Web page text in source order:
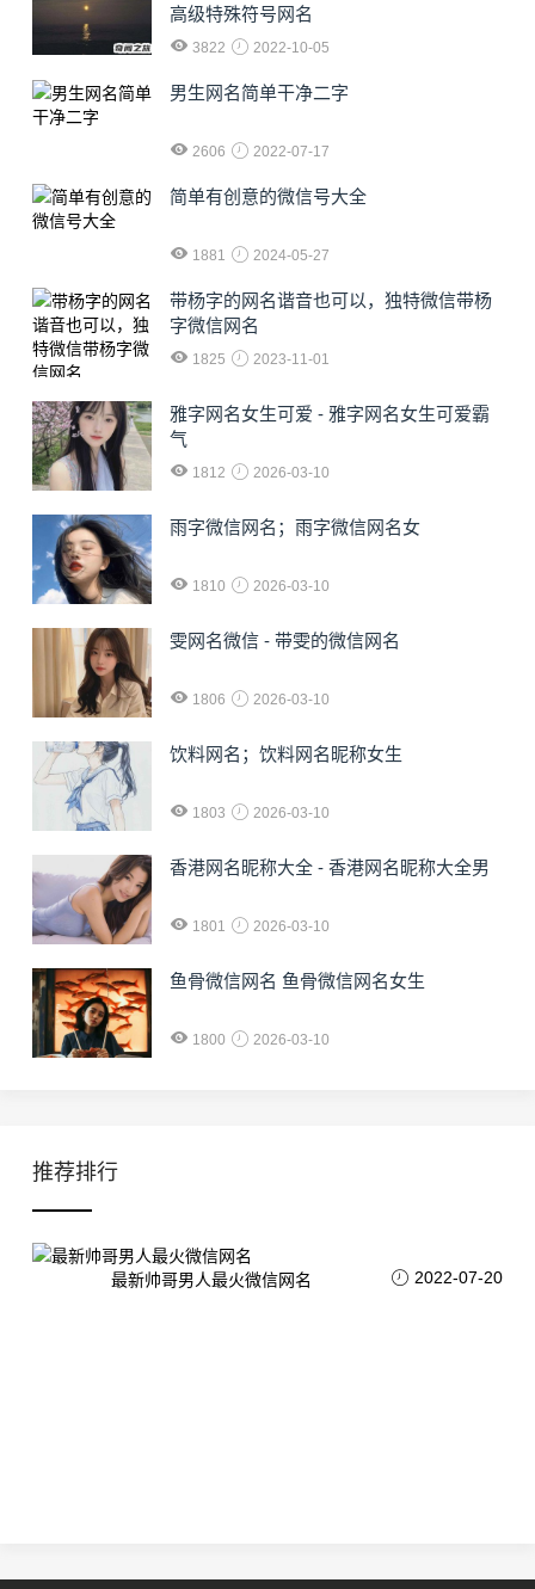
高级特殊符号网名
3822 2022-10-05
男生网名简单干净二字
2606 2022-07-17
简单有创意的微信号大全
1881 2024-05-27
​带杨字的网名谐音也可以，独特微信带杨
字微信网名
1825 2023-11-01
雅字网名女生可爱 - 雅字网名女生可爱霸
气
1812 2026-03-10
雨字微信网名；雨字微信网名女
1810 2026-03-10
雯网名微信 - 带雯的微信网名
1806 2026-03-10
饮料网名；饮料网名昵称女生
1803 2026-03-10
香港网名昵称大全 - 香港网名昵称大全男
1801 2026-03-10
鱼骨微信网名 鱼骨微信网名女生
1800 2026-03-10
推荐排行
最新帅哥男人最火微信网名 2022-07-20